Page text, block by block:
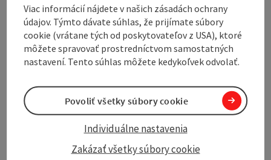
Prices
Catering
Arrival
Suitability
Viac informácií nájdete v našich zásadách ochrany
údajov. Týmto dávate súhlas, že prijímate súbory
cookie (vrátane tých od poskytovateľov z USA), ktoré
môžete spravovať prostredníctvom samostatných
nastavení. Tento súhlas môžete kedykoľvek odvolať.
Zakázať všetky súbory cookie
Individuálne nastavenia
Povoliť všetky súbory cookie